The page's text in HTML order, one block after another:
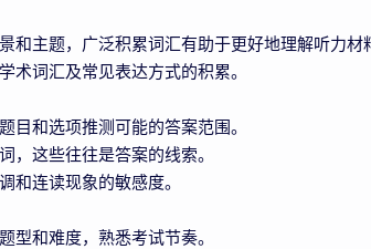
和主题，广泛积累词汇有助于更好地理解听力材
术词汇及常见表达方式的积累。
目和选项推测可能的答案范围。
，这些往往是答案的线索。
和连读现象的敏感度。
型和难度，熟悉考试节奏。